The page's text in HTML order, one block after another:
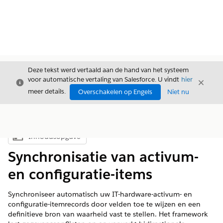
Sluiten
Deze tekst werd vertaald aan de hand van het systeem
voor automatische vertaling van Salesforce. U vindt hier
meer details.
Overschakelen op Engels Niet nu
Sluiten
Inhoudsopgave weergeven
Inhoudsopgave
Synchronisatie van activum-
en configuratie-items
Synchroniseer automatisch uw IT-hardware-activum- en
configuratie-itemrecords door velden toe te wijzen en een
definitieve bron van waarheid vast te stellen. Het framework